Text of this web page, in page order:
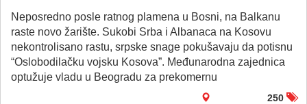
Neposredno posle ratnog plamena u Bosni, na Balkanu
raste novo žarište. Sukobi Srba i Albanaca na Kosovu
nekontrolisano rastu, srpske snage pokušavaju da potisnu
“Oslobodilačku vojsku Kosova”. Međunarodna zajednica
optužuje vladu u Beogradu za prekomernu
250